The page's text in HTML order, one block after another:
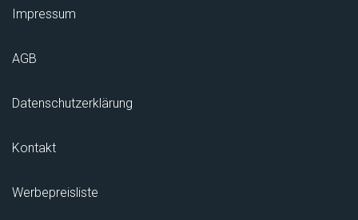
Impressum
AGB
Datenschutzerklärung
Kontakt
Werbepreisliste